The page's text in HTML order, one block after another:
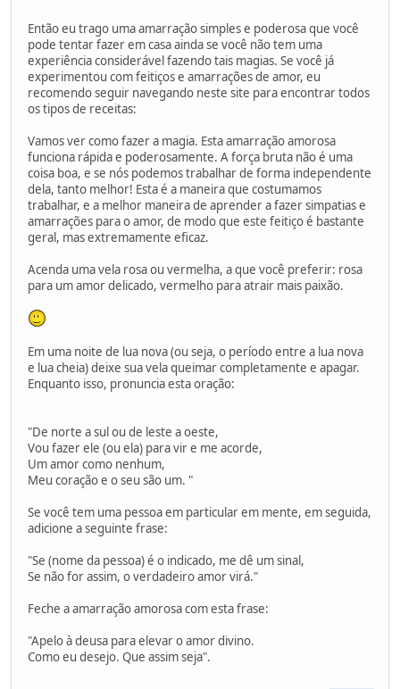
Então eu trago uma amarração simples e poderosa que você
pode tentar fazer em casa ainda se você não tem uma
experiência considerável fazendo tais magias. Se você já
experimentou com feitiços e amarrações de amor, eu
recomendo seguir navegando neste site para encontrar todos
os tipos de receitas:
Vamos ver como fazer a magia. Esta amarração amorosa
funciona rápida e poderosamente. A força bruta não é uma
coisa boa, e se nós podemos trabalhar de forma independente
dela, tanto melhor! Esta é a maneira que costumamos
trabalhar, e a melhor maneira de aprender a fazer simpatias e
amarrações para o amor, de modo que este feitiço é bastante
geral, mas extremamente eficaz.
Acenda uma vela rosa ou vermelha, a que você preferir: rosa
para um amor delicado, vermelho para atrair mais paixão.
Em uma noite de lua nova (ou seja, o período entre a lua nova
e lua cheia) deixe sua vela queimar completamente e apagar.
Enquanto isso, pronuncia esta oração:
"De norte a sul ou de leste a oeste,
Vou fazer ele (ou ela) para vir e me acorde,
Um amor como nenhum,
Meu coração e o seu são um. "
Se você tem uma pessoa em particular em mente, em seguida,
adicione a seguinte frase:
"Se (nome da pessoa) é o indicado, me dê um sinal,
Se não for assim, o verdadeiro amor virá."
Feche a amarração amorosa com esta frase:
"Apelo à deusa para elevar o amor divino.
Como eu desejo. Que assim seja".